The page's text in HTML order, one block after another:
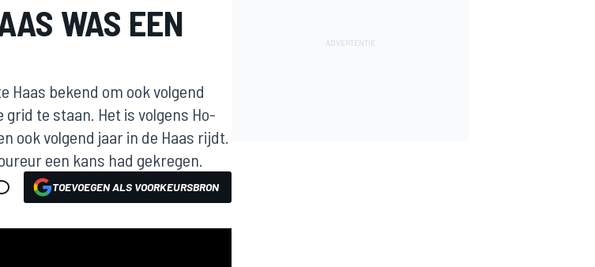
WAS EEN
Haas bekend om ook volgend
te staan. Het is volgens Ho-
ook volgend jaar in de Haas rijdt.
een kans had gekregen.
TOEVOEGEN ALS VOORKEURSBRON